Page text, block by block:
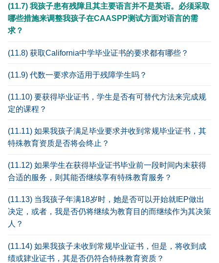
(11.7) 我孩子患有残障且其主要语言并不是英语。必须采取
哪些措施来调整我孩子在CAASPP测试方面对语言的需
求？
(11.8) 获取California中学毕业证书的要求都有哪些？
(11.9) 代数一要求亦适用于残障学生吗？
(11.10) 要获得毕业证书，学生是否有可替代方法来完成规
定的课程？
(11.11) 如果我孩子满足毕业要求并收到常规毕业证书，其
特殊教育资质是否将会终止？
(11.12) 如果学生在获得毕业证书毕业前一段时间内未获得
合适的服务，则其能否继续享有特殊教育服务？
(11.13) 当我孩子年满18岁时，她是否可以开始就IEP做出
决定，或者，我是否仍将继续为教育目的而继续作为其决策
人？
(11.14) 如果我孩子未收到常规毕业证书，但是，将收到成
绩或肄业证书，其是否仍符合特殊教育资质？